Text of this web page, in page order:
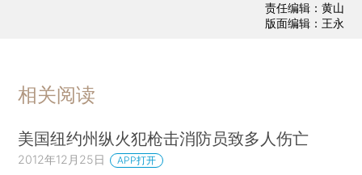
责任编辑：黄山
版面编辑：王永
相关阅读
美国纽约州纵火犯枪击消防员致多人伤亡
2012年12月25日 APP打开